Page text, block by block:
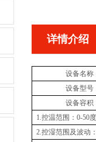
详情介绍
设备名称
设备型号
设备容积
1.控温范围： 0-50
2.控湿范围 及波动